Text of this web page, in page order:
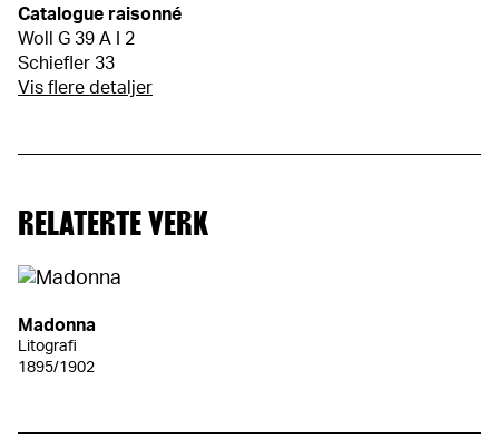
Catalogue raisonné
Woll G 39 A I 2
Schiefler 33
Vis flere detaljer
RELATERTE VERK
Madonna
Litografi
1895/1902